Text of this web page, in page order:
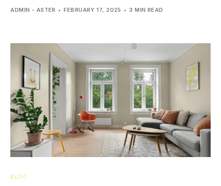
ADMIN - ASTER FEBRUARY 17, 2025 3 MIN READ
BLOG